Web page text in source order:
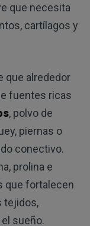
que necesita
cartílagos y
que alrededor
fuentes ricas
, polvo de
piernas o
conectivo.
prolina e
que fortalecen
tejidos,
sueño.